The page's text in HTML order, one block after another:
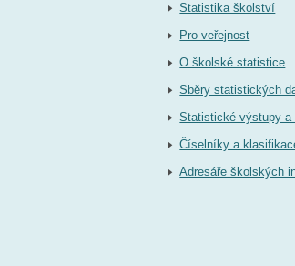
Statistika školství
Pro veřejnost
O školské statistice
Sběry statistických
Statistické výstupy a
Číselníky a
Adresáře školských